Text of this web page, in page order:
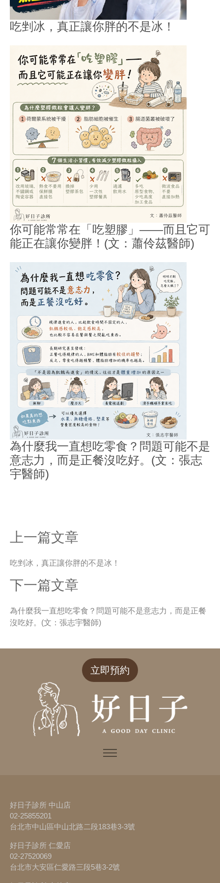
吃剉冰，真正讓你胖的不是冰！
你可能常常在「吃塑膠」——而且它可
能正在讓你變胖！(文：蕭伶茲醫師)
為什麼我一直想吃零食？問題可能不是
意志力，而是正餐沒吃好。(文：張志
宇醫師)
上一篇文章
吃剉冰，真正讓你胖的不是冰！
下一篇文章
為什麼我一直想吃零食？問題可能不是意志力，而是正餐
沒吃好。(文：張志宇醫師)
立即預約
好日子診所 中山店
02-25855201
台北市中山區中山北路二段183巷3-3號
好日子診所 仁愛店
02-27520069
台北市大安區仁愛路三段5巷3-2號